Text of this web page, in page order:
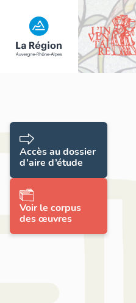
Accès au dossier
d’aire d’étude
Voir le corpus
des œuvres